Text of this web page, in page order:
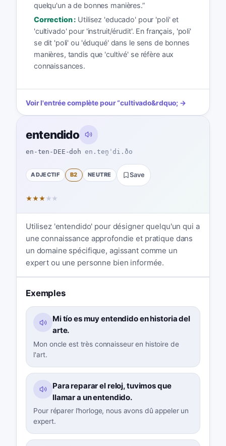
quelqu'un a de bonnes manières.”
Correction : Utilisez 'educado' pour 'poli' et
'cultivado' pour 'instruit/érudit'. En français, 'poli'
se dit 'poli' ou 'éduqué' dans le sens de bonnes
manières, tandis que 'cultivé' se réfère aux
connaissances.
Voir l'entrée complète pour“cultivado&rdquo; →
entendido
en-ten-DEE-doh en.ten̪ˈdi.ðo
ADJECTIF B2 NEUTRE Save
★★★ ★ ★
Utilisez 'entendido' pour désigner quelqu'un qui a
une connaissance approfondie et pratique dans
un domaine spécifique, agissant comme un
expert ou une personne bien informée.
Exemples
Mi tío es muy entendido en historia del
arte.
Mon oncle est très connaisseur en histoire de
l'art.
Para reparar el reloj, tuvimos que
llamar a un entendido.
Pour réparer l'horloge, nous avons dû appeler un
expert.